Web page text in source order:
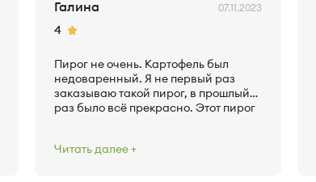
Галина 07.11.2023
4Рейтинг
Пирог не очень. Картофель был
недоваренный. Я не первый раз
заказываю такой пирог, в прошлый
раз было всё прекрасно. Этот пирог
оказалось не очень (
Читать далее